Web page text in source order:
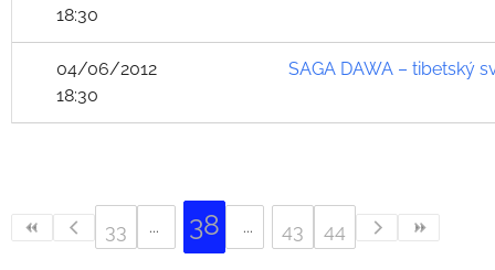
18:30
04/06/2012
18:30
SAGA DAWA – tibetský
33 38 43 44